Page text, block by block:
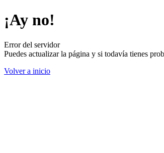
¡Ay no!
Error del servidor
Puedes actualizar la página y si todavía tienes
Volver a inicio